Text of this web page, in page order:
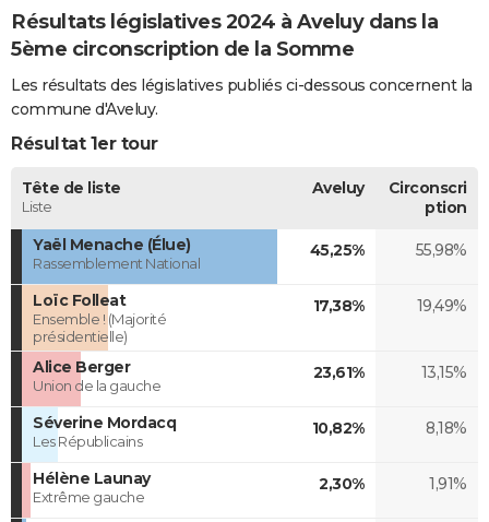
Bricolage
Lifestyle
Culture
Sport
Auto
Television
Voyage
Cinema
Résultats législatives 2024 à Aveluy dans la
5ème circonscription de la Somme
Les résultats des législatives publiés ci-dessous concernent la
commune d'Aveluy.
Résultat 1er tour
Tête de liste
Liste
Aveluy
Circonscri
ption
Yaël Menache (Élue)
Rassemblement National
45,25% 55,98%
Loïc Folleat
Ensemble ! (Majorité
présidentielle)
17,38% 19,49%
Alice Berger
Union de la gauche
23,61% 13,15%
Séverine Mordacq
Les Républicains
10,82% 8,18%
Hélène Launay
Extrême gauche
2,30% 1,91%